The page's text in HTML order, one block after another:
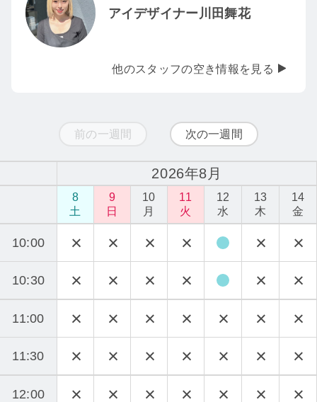
アイデザイナー川田舞花
他のスタッフの空き情報を見る
前の一週間 次の一週間
2026年8月
8
土
9
日
10
月
11
火
12
水
13
木
14
金
10:00
10:30
11:00
11:30
12:00